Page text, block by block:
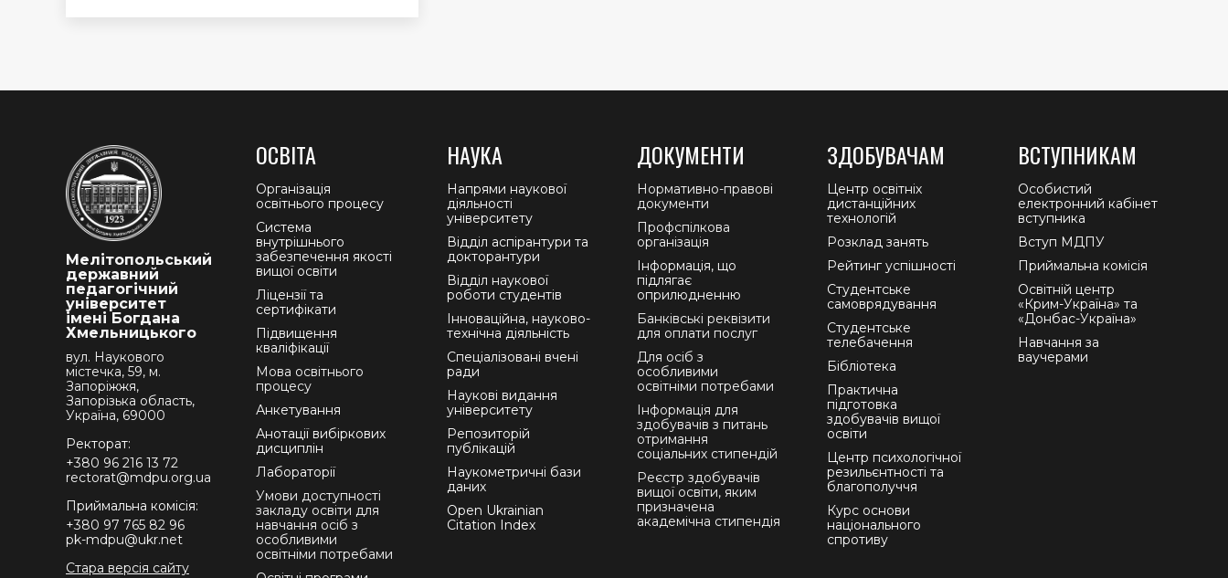
Мелітопольський
державний
педагогічний
університет
імені Богдана
Хмельницького
вул. Наукового
містечка, 59, м.
Запоріжжя,
Запорізька область,
Україна, 69000
Ректорат:
+380 96 216 13 72
rectorat@mdpu.org.ua
Приймальна комісія:
+380 97 765 82 96
pk-mdpu@ukr.net
Стара версія сайту
ОСВІТА
Організація
освітнього процесу
Система
внутрішнього
забезпечення якості
вищої освіти
Ліцензії та
сертифікати
Підвищення
кваліфікації
Мова освітнього
процесу
Анкетування
Анотації вибіркових
дисциплін
Лабораторії
Умови доступності
закладу освіти для
навчання осіб з
особливими
освітніми потребами
НАУКА
Напрями наукової
діяльності
університету
Відділ аспірантури та
докторантури
Відділ наукової
роботи студентів
Інноваційна, науково-
технічна діяльність
Спеціалізовані вчені
ради
Наукові видання
університету
Репозиторій
публікацій
Наукометричні бази
даних
Open Ukrainian
Citation Index
ДОКУМЕНТИ
Нормативно-правові
документи
Профспілкова
організація
Інформація, що
підлягає
оприлюдненню
Банківські реквізити
для оплати послуг
Для осіб з
особливими
освітніми потребами
Інформація для
здобувачів з питань
отримання
соціальних стипендій
Реєстр здобувачів
вищої освіти, яким
призначена
академічна стипендія
ЗДОБУВАЧАМ
Центр освітніх
дистанційних
технологій
Розклад занять
Рейтинг успішності
Студентське
самоврядування
Студентське
телебачення
Бібліотека
Практична
підготовка
здобувачів вищої
освіти
Центр психологічної
резильєнтності та
благополуччя
Курс основи
національного
спротиву
ВСТУПНИКАМ
Особистий
електронний кабінет
вступника
Вступ МДПУ
Приймальна комісія
Освітній центр
«Крим-Україна» та
«Донбас-Україна»
Навчання за
ваучерами